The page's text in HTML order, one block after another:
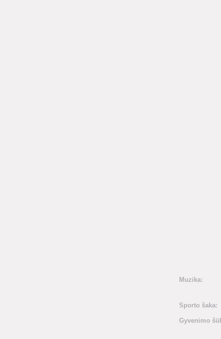
Muzika:
Sporto šaka:
Gyvenimo